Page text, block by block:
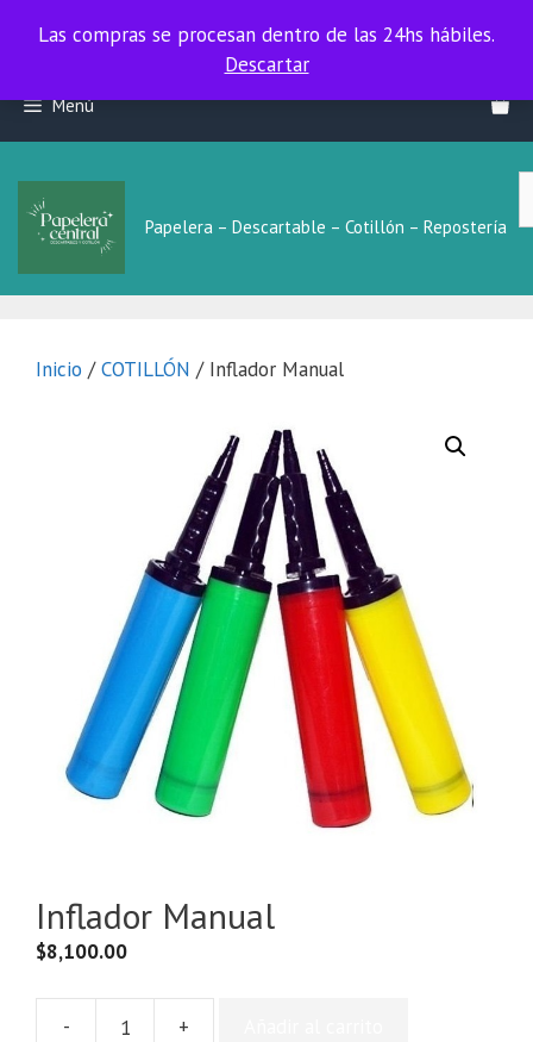
Las compras se procesan dentro de las 24hs hábiles.
Las compras se procesan dentro de las 24hs hábiles.
Descartar
contenido
Menú
Papelera – Descartable – Cotillón – Repostería
Inicio /COTILLÓN / Inflador Manual
Inflador Manual
$8,100.00
- +